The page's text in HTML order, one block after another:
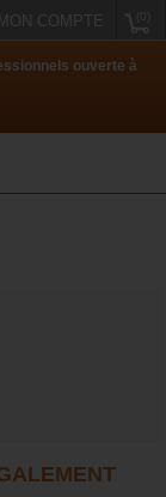
MON COMPTE
ouverte à